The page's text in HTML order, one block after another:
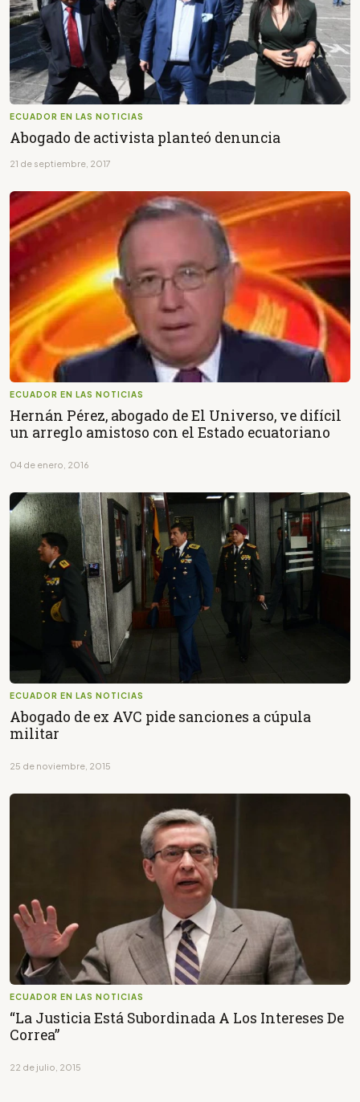
ECUADOR EN LAS NOTICIAS
Abogado de activista planteó denuncia
21 de septiembre, 2017
ECUADOR EN LAS NOTICIAS
Hernán Pérez, abogado de El Universo, ve difícil
un arreglo amistoso con el Estado ecuatoriano
04 de enero, 2016
ECUADOR EN LAS NOTICIAS
Abogado de ex AVC pide sanciones a cúpula
militar
25 de noviembre, 2015
ECUADOR EN LAS NOTICIAS
“La Justicia Está Subordinada A Los Intereses De
Correa”
22 de julio, 2015